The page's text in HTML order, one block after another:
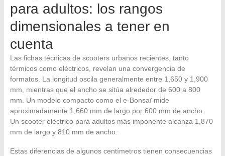
para adultos: los rangos
dimensionales a tener en
cuenta
Las fichas técnicas de scooters urbanos recientes, tanto
térmicos como eléctricos, revelan una convergencia de
formatos. La longitud oscila generalmente entre 1,650 y 1,900
mm, mientras que el ancho se sitúa alrededor de 600 a 800
mm. Un modelo compacto como el e-Bonsaï mide
aproximadamente 1,660 mm de largo por 600 mm de ancho.
Un scooter eléctrico para adultos más imponente alcanza 1,870
mm de largo y 810 mm de ancho.
Estas diferencias de algunos centímetros tienen consecuencias